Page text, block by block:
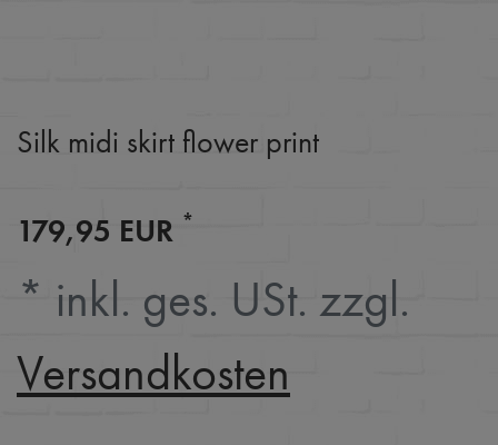
Silk midi skirt flower print
179,95 EUR *
* inkl. ges. USt. zzgl.
Versandkosten